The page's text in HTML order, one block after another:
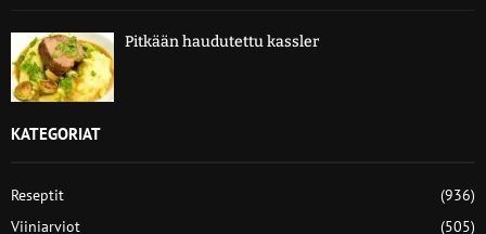
Pitkään haudutettu kassler
KATEGORIAT
Reseptit
(936)
Viiniarviot
(505)